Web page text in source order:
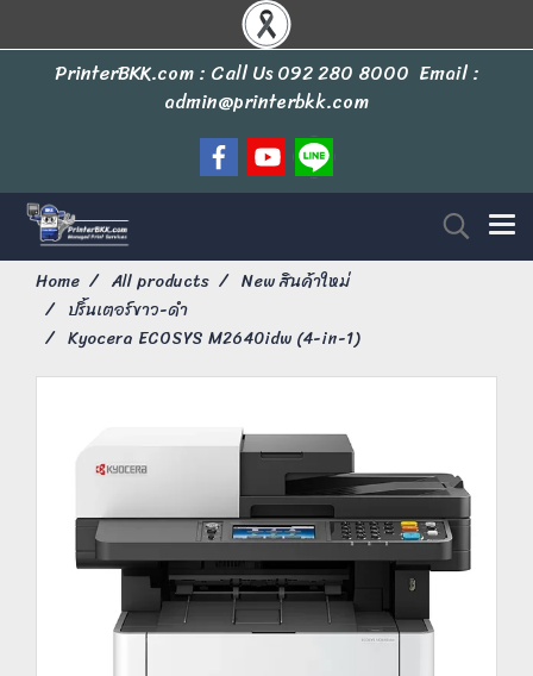
PrinterBKK.com : Call Us092 280 8000 Email :
admin@printerbkk.com
Home All products
New สินค้าใหม่
ปริ้นเตอร์ขาว-ดำ
Kyocera ECOSYS M2640idw (4-in-1)